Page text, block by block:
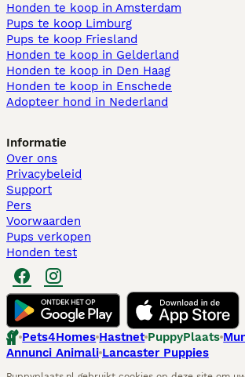
Honden te koop in Amsterdam
Pups te koop Limburg​
Pups te koop Friesland​
Honden te koop in Gelderland
Honden te koop in Den Haag
Honden te koop in Enschede
Adopteer hond in Nederland
Informatie
Over ons
Privacybeleid
Support
Pers
Voorwaarden
Pups verkopen
Honden test
Pets4Homes Hastnet PuppyPlaats
Annunci Animali Lancaster Puppies